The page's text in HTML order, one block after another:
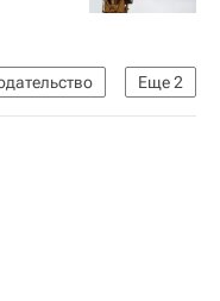
Еще2